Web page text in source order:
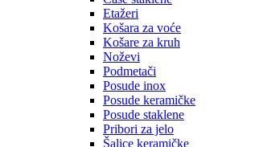
Etažeri
Košara za voće
Košare za kruh
Noževi
Podmetači
Posude inox
Posude keramičke
Posude staklene
Pribori za jelo
Šalice keramičke